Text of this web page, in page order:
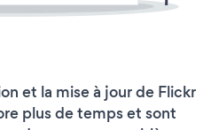
et la mise à jour de Flickr
plus de temps et sont